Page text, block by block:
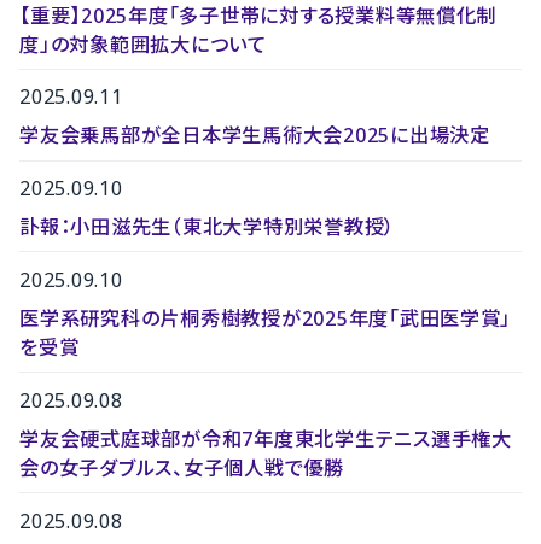
【重要】2025年度「多子世帯に対する授業料等無償化制
度」の対象範囲拡大について
2025.09.11
学友会乗馬部が全日本学生馬術大会2025に出場決定
2025.09.10
訃報：小田滋先生（東北大学特別栄誉教授）
2025.09.10
医学系研究科の片桐秀樹教授が2025年度「武田医学賞」
を受賞
2025.09.08
学友会硬式庭球部が令和7年度東北学生テニス選手権大
会の女子ダブルス、女子個人戦で優勝
2025.09.08